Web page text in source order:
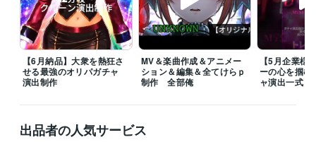
VBA:3年Next.js:1年 Node.js:1年Nuxt.js:2年Linux:5年shell:5年
Docker:3年Ubuntu:4年PostgreSQL:2年Git:5年GitLab:3年GitHub:4年
TypeScript:4年Windows Server:1年MySQL:1年
ビジネス・クリエイティブツール
OBS Studio:1年BASE:4年 Shopify:2年Google スプレッドシート:4年
Google ドキュメント:3年
Numbers:1年Pages:1年
CapCut:3年
Live2D:1年Excel:12年Google Analytics:10年Adobe Firefly:2年
STUDIO:2年iZotope RX:2年Melodyne:2年
【6月納品】大衆を熱狂さ
せる最強のオリパガチャ
演出制作
MV＆楽曲作成＆アニメー
ション＆編集＆全てけらｐ
制作 全部俺
【5月企業様
ーの心を掴む
ャ演出一式
出品者の人気サービス